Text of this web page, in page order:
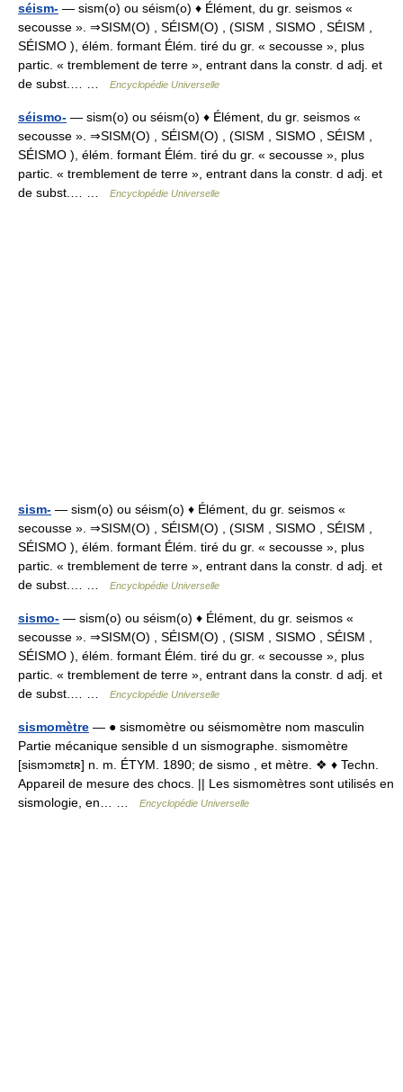
séism- — sism(o) ou séism(o) ♦ Élément, du gr. seismos «
secousse ». ⇒SISM(O) , SÉISM(O) , (SISM , SISMO , SÉISM ,
SÉISMO ), élém. formant Élém. tiré du gr. « secousse », plus
partic. « tremblement de terre », entrant dans la constr. d adj. et
de subst.… …
Encyclopédie Universelle
séismo- — sism(o) ou séism(o) ♦ Élément, du gr. seismos «
secousse ». ⇒SISM(O) , SÉISM(O) , (SISM , SISMO , SÉISM ,
SÉISMO ), élém. formant Élém. tiré du gr. « secousse », plus
partic. « tremblement de terre », entrant dans la constr. d adj. et
de subst.… …
Encyclopédie Universelle
sism- — sism(o) ou séism(o) ♦ Élément, du gr. seismos «
secousse ». ⇒SISM(O) , SÉISM(O) , (SISM , SISMO , SÉISM ,
SÉISMO ), élém. formant Élém. tiré du gr. « secousse », plus
partic. « tremblement de terre », entrant dans la constr. d adj. et
de subst.… …
Encyclopédie Universelle
sismo- — sism(o) ou séism(o) ♦ Élément, du gr. seismos «
secousse ». ⇒SISM(O) , SÉISM(O) , (SISM , SISMO , SÉISM ,
SÉISMO ), élém. formant Élém. tiré du gr. « secousse », plus
partic. « tremblement de terre », entrant dans la constr. d adj. et
de subst.… …
Encyclopédie Universelle
sismomètre — ● sismomètre ou séismomètre nom masculin
Partie mécanique sensible d un sismographe. sismomètre
[sismɔmɛtʀ] n. m. ÉTYM. 1890; de sismo , et mètre. ❖ ♦ Techn.
Appareil de mesure des chocs. || Les sismomètres sont utilisés en
sismologie, en… …
Encyclopédie Universelle